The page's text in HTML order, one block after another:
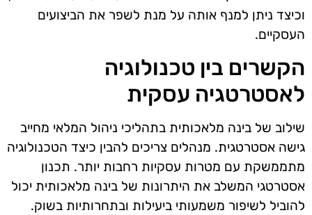
וכיצד ניתן למנף אותה על מנת לשפר את הביצועים
העסקיים.
הקשרים בין טכנולוגיה
לאסטרטגיה עסקית
שילוב של בינה מלאכותית בתהליכי ניהול המלאי מחייב
גישה אסטרטגית. מנהלים צריכים להבין כיצד הטכנולוגיה
מתממשקת עם מטרות עסקיות רחבות יותר. תכנון
אסטרטגי המשלב את היתרונות של בינה מלאכותית יכול
להוביל לשיפור משמעותי ביעילות ובתחרותיות בשוק.